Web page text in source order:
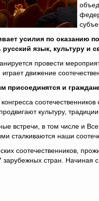
усилия по оказанию
язык, культуру и
провести
движение
присоединятся и
культуру,
встречи, в том числе и
сталкиваются наши
соотечественников,
стран. Начиная